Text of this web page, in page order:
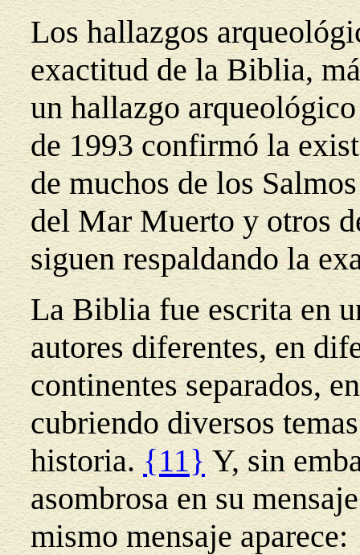
Los hallazgos
exactitud de la Biblia,
un hallazgo
de 1993 confirmó la
de muchos de los
del Mar Muerto y otros
siguen respaldando la
La Biblia fue escrita en
autores diferentes, en
continentes separados,
cubriendo diversos
historia.{11} Y, sin
asombrosa en su
mismo mensaje aparece: